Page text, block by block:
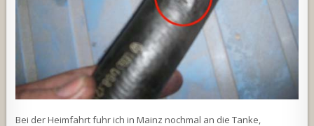
Bei der Heimfahrt fuhr ich in Mainz nochmal an die Tanke,